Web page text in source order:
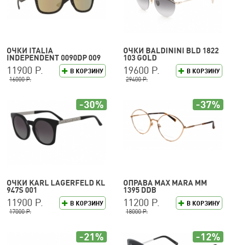
ОЧКИ ITALIA
INDEPENDENT 0090DP 009
120
В КОРЗИНУ
11900 Р.
16000 Р.
ОЧКИ BALDININI BLD 1822
103 GOLD
В КОРЗИНУ
19600 Р.
29400 Р.
ОЧКИ KARL LAGERFELD KL
947S 001
В КОРЗИНУ
11900 Р.
17000 Р.
-30%
ОПРАВА MAX MARA MM
1395 DDB
В КОРЗИНУ
11200 Р.
18000 Р.
-37%
-21% -12%